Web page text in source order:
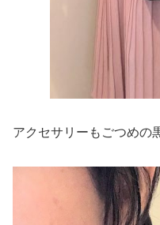
アクセサリーもごつめの